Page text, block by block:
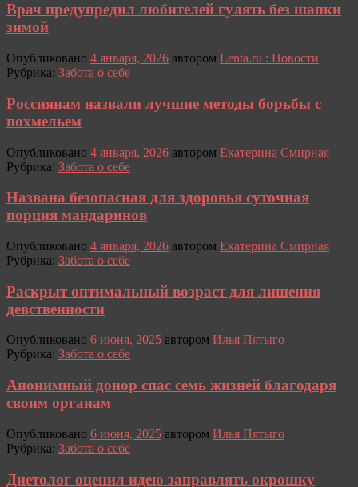
Врач предупредил любителей гулять без шапки
зимой
Опубликовано 4 января, 2026 автором Lenta.ru : Новости
Рубрика: Забота о себе
Россиянам назвали лучшие методы борьбы с
похмельем
Опубликовано 4 января, 2026 автором Екатерина Смирная
Рубрика: Забота о себе
Названа безопасная для здоровья суточная
порция мандаринов
Опубликовано 4 января, 2026 автором Екатерина Смирная
Рубрика: Забота о себе
Раскрыт оптимальный возраст для лишения
девственности
Опубликовано 6 июня, 2025 автором Илья Пятыго
Рубрика: Забота о себе
Анонимный донор спас семь жизней благодаря
своим органам
Опубликовано 6 июня, 2025 автором Илья Пятыго
Рубрика: Забота о себе
Диетолог оценил идею заправлять окрошку